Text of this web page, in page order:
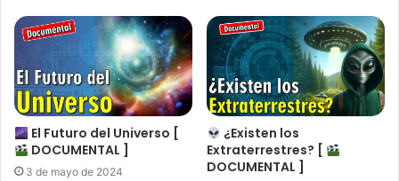
El Futuro del Universo [
DOCUMENTAL ]
3 de mayo de 2024
¿Existen los
Extraterrestres? [
DOCUMENTAL ]